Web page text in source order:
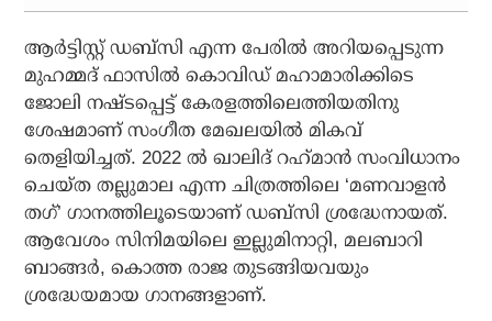
ആര്‍ട്ടിസ്റ്റ് ഡബ്‌സി എന്ന പേരില്‍ അറിയപ്പെടുന്ന
മുഹമ്മദ് ഫാസില്‍ കൊവിഡ് മഹാമാരിക്കിടെ
ജോലി നഷ്ടപ്പെട്ട് കേരളത്തിലെത്തിയതിനു
ശേഷമാണ് സംഗീത മേഖലയില്‍ മികവ്
തെളിയിച്ചത്. 2022 ല്‍ ഖാലിദ് റഹ്‌മാന്‍ സംവിധാനം
ചെയ്ത തല്ലുമാല എന്ന ചിത്രത്തിലെ ‘മണവാളന്‍
തഗ്’ ഗാനത്തിലൂടെയാണ് ഡബ്‌സി ശ്രദ്ധേനായത്.
ആവേശം സിനിമയിലെ ഇല്ലുമിനാറ്റി, മലബാറി
ബാങ്ങര്‍, കൊത്ത രാജ തുടങ്ങിയവയും
ശ്രദ്ധേയമായ ഗാനങ്ങളാണ്.